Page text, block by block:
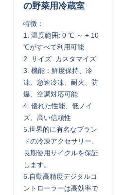
の野菜用冷蔵室
特徴：
1. 温度範囲: 0 ℃ ～ + 10
℃がすべて利用可能
2. サイズ: カスタマイズ
3. 機能：鮮度保持、冷
凍、急速冷凍、耐火、防
爆、空調対応可能
4. 優れた性能、低ノイ
ズ、高い信頼性
5.世界的に有名なブラン
ドの冷凍アクセサリー、
長期使用サイクルを保証
します。
6.自動高精度デジタルコ
ントローラーは高効率で